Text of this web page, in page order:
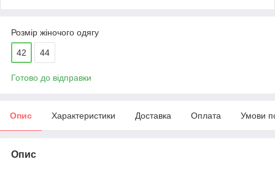
Розмір жіночого одягу
42 44
Готово до відправки
Опис Характеристики Доставка Оплата Умови
Опис